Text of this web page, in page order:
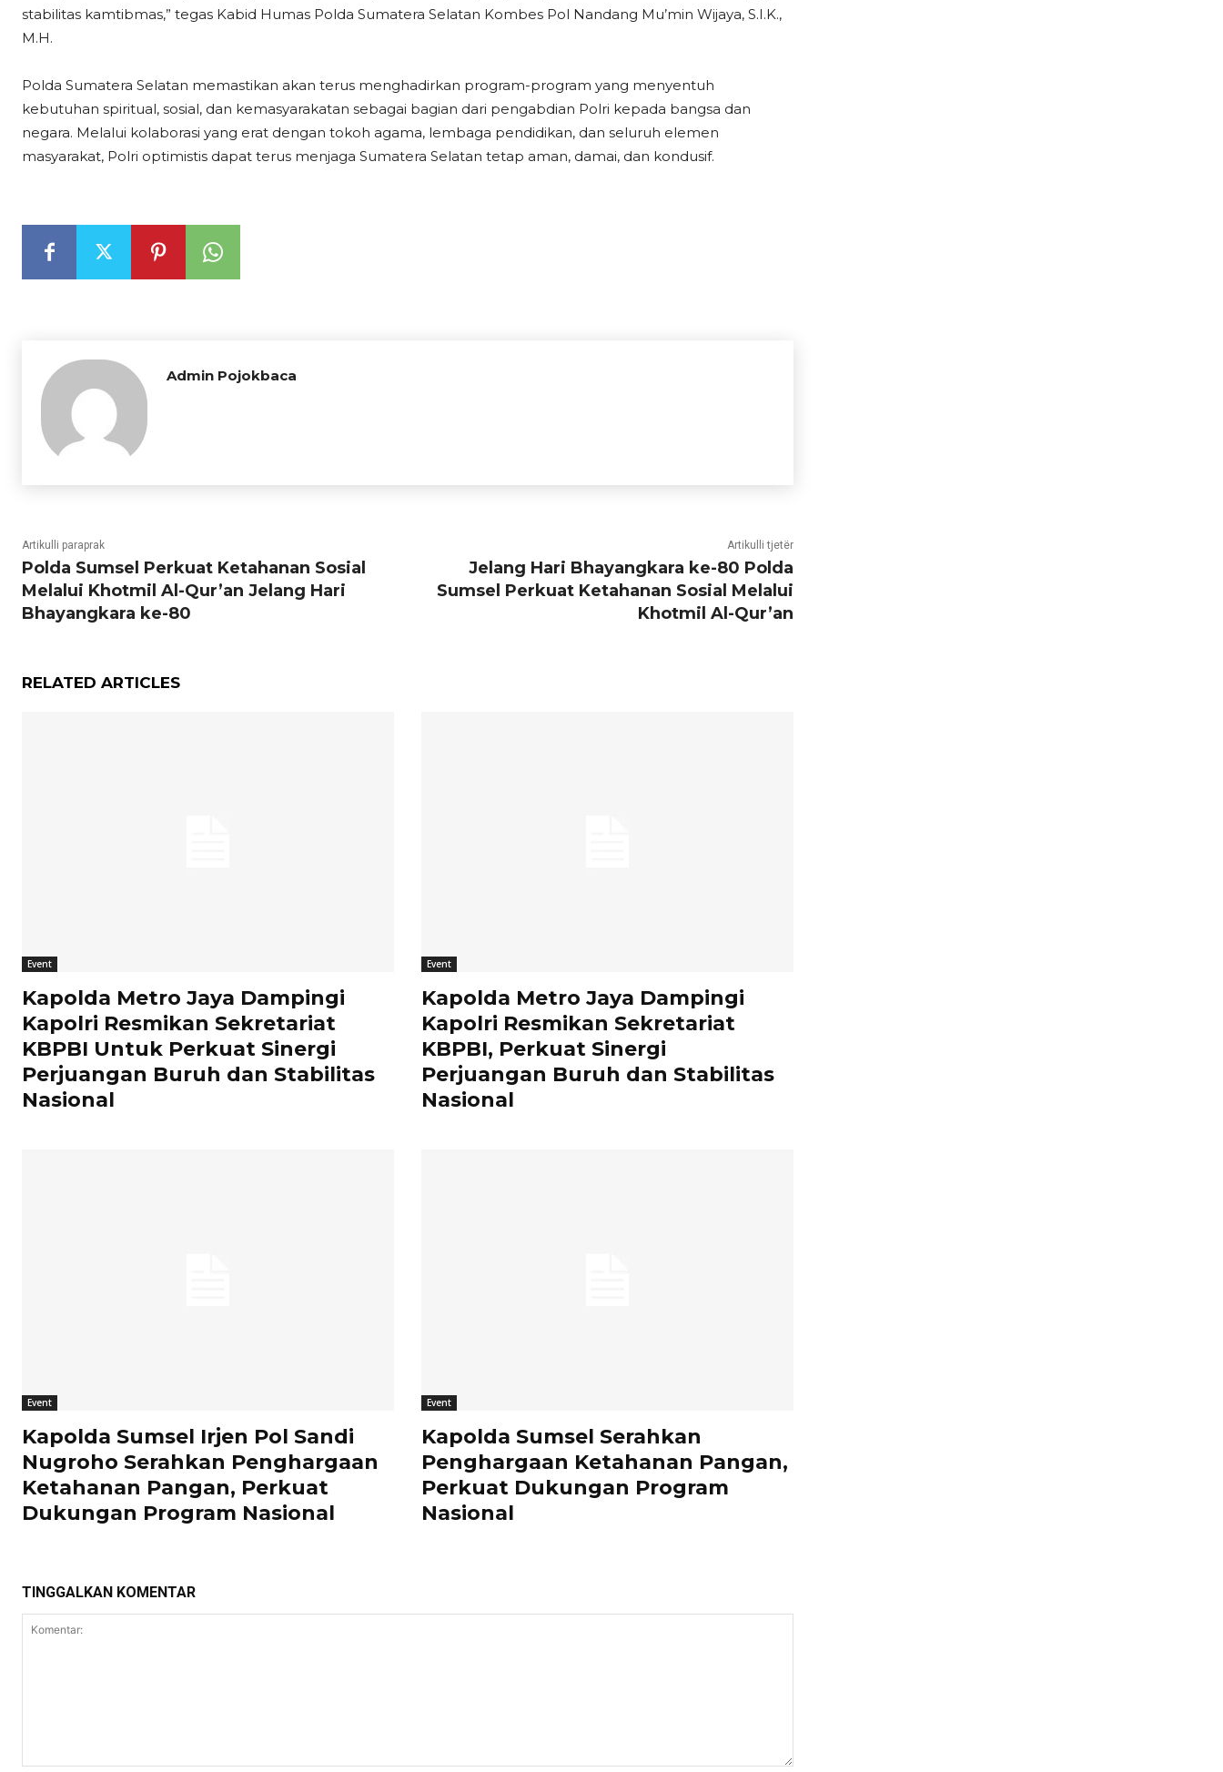
stabilitas kamtibmas,” tegas Kabid Humas Polda Sumatera Selatan Kombes Pol Nandang Mu’min Wijaya, S.I.K.,
M.H.
Polda Sumatera Selatan memastikan akan terus menghadirkan program-program yang menyentuh
kebutuhan spiritual, sosial, dan kemasyarakatan sebagai bagian dari pengabdian Polri kepada bangsa dan
negara. Melalui kolaborasi yang erat dengan tokoh agama, lembaga pendidikan, dan seluruh elemen
masyarakat, Polri optimistis dapat terus menjaga Sumatera Selatan tetap aman, damai, dan kondusif.
Admin Pojokbaca
Artikulli paraprak
Polda Sumsel Perkuat Ketahanan Sosial
Melalui Khotmil Al-Qur’an Jelang Hari
Bhayangkara ke-80
Artikulli tjetër
Jelang Hari Bhayangkara ke-80 Polda
Sumsel Perkuat Ketahanan Sosial Melalui
Khotmil Al-Qur’an
RELATED ARTICLES
Event
Kapolda Metro Jaya Dampingi
Kapolri Resmikan Sekretariat
KBPBI Untuk Perkuat Sinergi
Perjuangan Buruh dan Stabilitas
Nasional
Event
Kapolda Metro Jaya Dampingi
Kapolri Resmikan Sekretariat
KBPBI, Perkuat Sinergi
Perjuangan Buruh dan Stabilitas
Nasional
Event
Kapolda Sumsel Irjen Pol Sandi
Nugroho Serahkan Penghargaan
Ketahanan Pangan, Perkuat
Dukungan Program Nasional
Event
Kapolda Sumsel Serahkan
Penghargaan Ketahanan Pangan,
Perkuat Dukungan Program
Nasional
TINGGALKAN KOMENTAR